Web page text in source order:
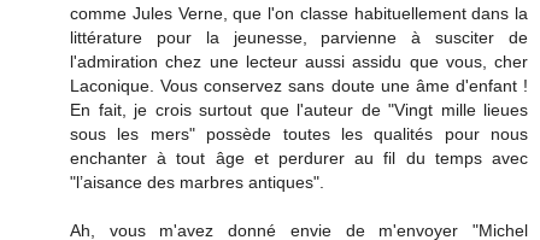
comme Jules Verne, que l'on classe habituellement dans la
littérature pour la jeunesse, parvienne à susciter de
l'admiration chez une lecteur aussi assidu que vous, cher
Laconique. Vous conservez sans doute une âme d'enfant !
En fait, je crois surtout que l'auteur de "Vingt mille lieues
sous les mers" possède toutes les qualités pour nous
enchanter à tout âge et perdurer au fil du temps avec
"l’aisance des marbres antiques".
Ah, vous m'avez donné envie de m'envoyer "Michel